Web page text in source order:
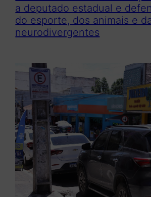
a deputado estadual e
do esporte, dos animais e
neurodivergentes